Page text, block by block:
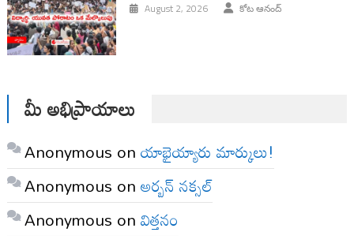
August 2, 2026 కోట ఆనంద్
మీ అభిప్రాయాలు
Anonymous onయాభైయ్యారు మార్కులు!
Anonymous onఅర్బన్ నక్సల్
Anonymous onవిత్తనం